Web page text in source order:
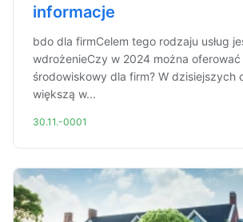
informacje
bdo dla firmCelem tego rodzaju usług
wdrożenieCzy w 2024 można
środowiskowy dla firm? W dzisiejszych
większą w...
30.11.-0001